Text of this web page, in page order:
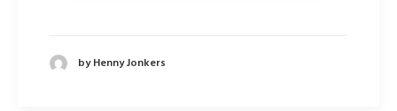
by Henny Jonkers